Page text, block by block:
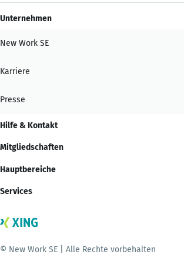
Unternehmen
New Work SE
Karriere
Presse
Hilfe & Kontakt
Mitgliedschaften
Hauptbereiche
Services
© New Work SE | Alle Rechte vorbehalten